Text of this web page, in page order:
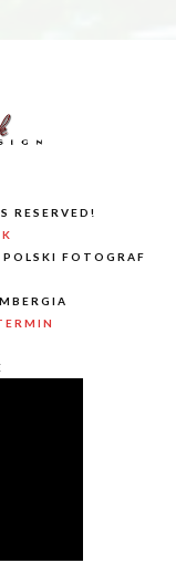
RESERVED!
FOTOGRAF